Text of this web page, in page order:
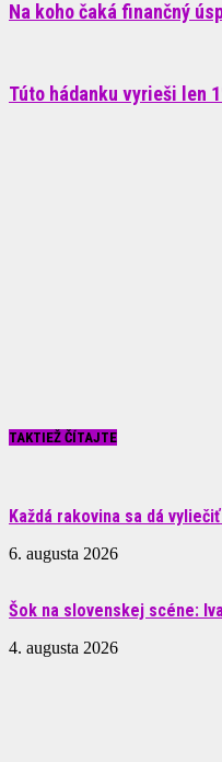
Na koho čaká finančný
Túto hádanku vyrieši len
TAKTIEŽ ČÍTAJTE
Každá rakovina sa dá
6. augusta 2026
Šok na slovenskej scéne:
4. augusta 2026